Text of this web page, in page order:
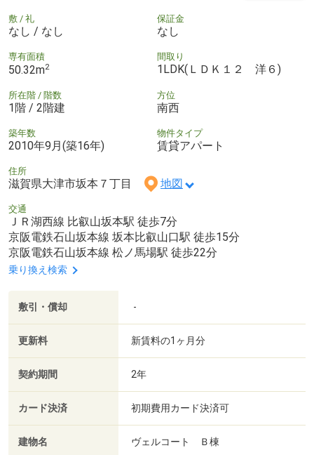
敷 / 礼
なし / なし
保証金
なし
専有面積
50.32m2
間取り
1LDK(ＬＤＫ１２ 洋６)
所在階 / 階数
1階 / 2階建
方位
南西
築年数
2010年9月(築16年)
物件タイプ
賃貸アパート
住所
滋賀県大津市坂本７丁目 地図
交通
ＪＲ湖西線 比叡山坂本駅 徒歩7分
京阪電鉄石山坂本線 坂本比叡山口駅 徒歩15分
京阪電鉄石山坂本線 松ノ馬場駅 徒歩22分
乗り換え検索
敷引・償却 -
更新料 新賃料の1ヶ月分
契約期間 2年
カード決済 初期費用カード決済可
建物名 ヴェルコート Ｂ棟